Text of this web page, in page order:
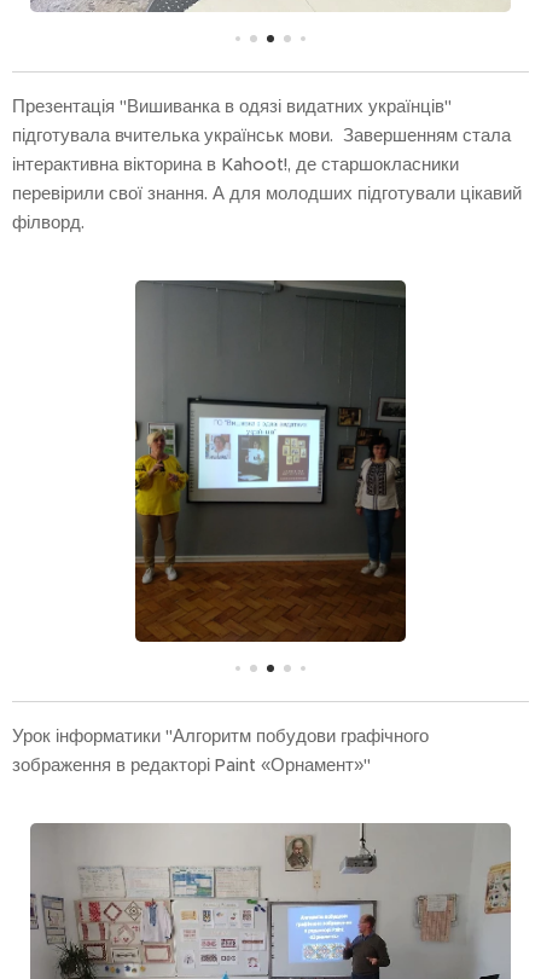
Презентація "Вишиванка в одязі видатних українців"
підготувала вчителька українськ мови. Завершенням стала
інтерактивна вікторина в Kahoot!, де старшокласники
перевірили свої знання. А для молодших підготували цікавий
філворд.
Урок інформатики "Алгоритм побудови графічного
зображення в редакторі Paint «Орнамент»"